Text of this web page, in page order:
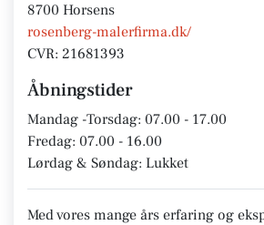
8700 Horsens
rosenberg-malerfirma.dk/
CVR: 21681393
Åbningstider
Mandag -Torsdag: 07.00 - 17.00
Fredag: 07.00 - 16.00
Lørdag & Søndag: Lukket
Med vores mange års erfaring og